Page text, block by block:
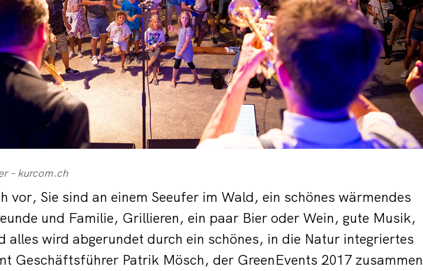
– kurcom.ch
vor, Sie sind an einem Seeufer im Wald, ein schönes wärmendes
und Familie, Grillieren, ein paar Bier oder Wein, gute Musik,
alles wird abgerundet durch ein schönes, in die Natur integriertes
Geschäftsführer Patrik Mösch, der GreenEvents 2017 zusammen